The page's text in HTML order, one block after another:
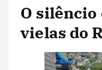
O silêncio
vielas do